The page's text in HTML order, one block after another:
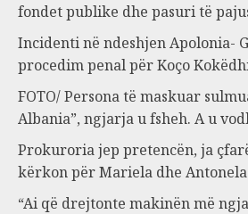
fondet publike dhe pasuri të
Incidenti në ndeshjen Apolonia-
procedim penal për Koço
FOTO/ Persona të maskuar
Albania”, ngjarja u fsheh. A u
Prokuroria jep pretencën, ja
kërkon për Mariela dhe
“Ai që drejtonte makinën më